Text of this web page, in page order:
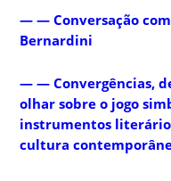
— — Conversação
Bernardini
— — Convergências,
olhar sobre o jogo
instrumentos
cultura